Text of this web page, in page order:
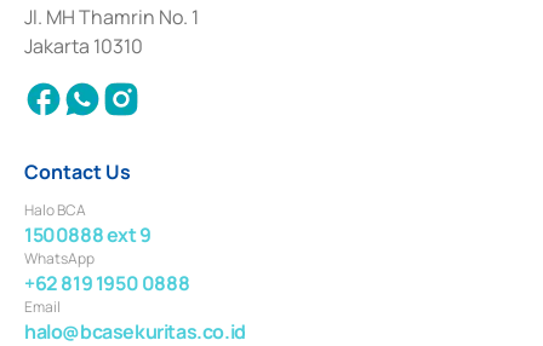
Institution for the Issuance, Transaction, and Administration and
Settlement of Commercial Paper Transactions whose license was issued in
2018.
Jl. MH Thamrin No. 1
Jakarta 10310
Contact Us
Halo BCA
1500888 ext 9
WhatsApp
+62 819 1950 0888
Email
halo@bcasekuritas.co.id